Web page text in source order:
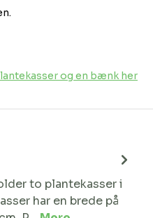
og en bænk her
to plantekasser i
har en brede på